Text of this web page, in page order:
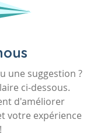
une suggestion ?
ci-dessous.
d'améliorer
votre expérience